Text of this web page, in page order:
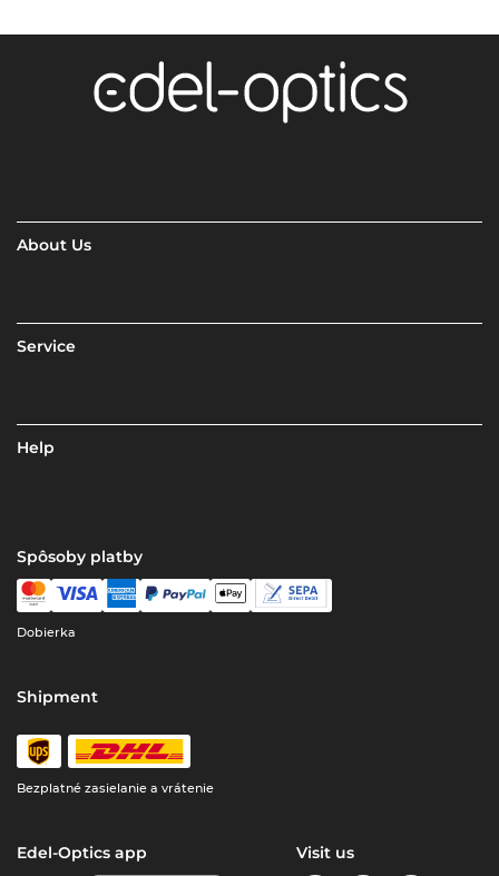
About Us
Service
Help
Spôsoby platby
Dobierka
Shipment
Bezplatné zasielanie a vrátenie
Edel-Optics app Visit us